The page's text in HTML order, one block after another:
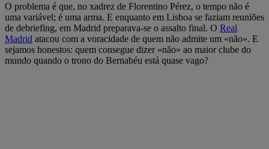
O problema é que, no xadrez de Florentino Pérez, o tempo não é
uma variável; é uma arma. E enquanto em Lisboa se faziam reuniões
de debriefing, em Madrid preparava-se o assalto final. O Real
Madrid atacou com a voracidade de quem não admite um «não». E
sejamos honestos: quem consegue dizer «não» ao maior clube do
mundo quando o trono do Bernabéu está quase vago?